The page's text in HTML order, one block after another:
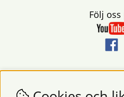
Följ oss
Vill du få nyheter och